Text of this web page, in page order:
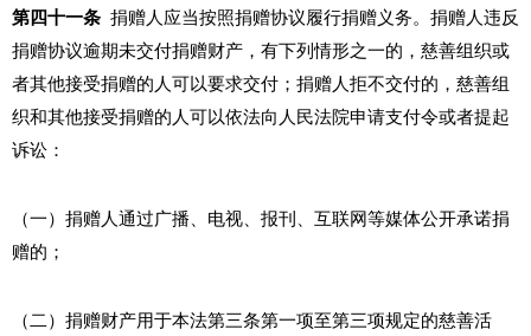
第四十一条 捐赠人应当按照捐赠协议履行捐赠义务。捐赠人违反
捐赠协议逾期未交付捐赠财产，有下列情形之一的，慈善组织或
者其他接受捐赠的人可以要求交付；捐赠人拒不交付的，慈善组
织和其他接受捐赠的人可以依法向人民法院申请支付令或者提起
诉讼：
（一）捐赠人通过广播、电视、报刊、互联网等媒体公开承诺捐
赠的；
（二）捐赠财产用于本法第三条第一项至第三项规定的慈善活